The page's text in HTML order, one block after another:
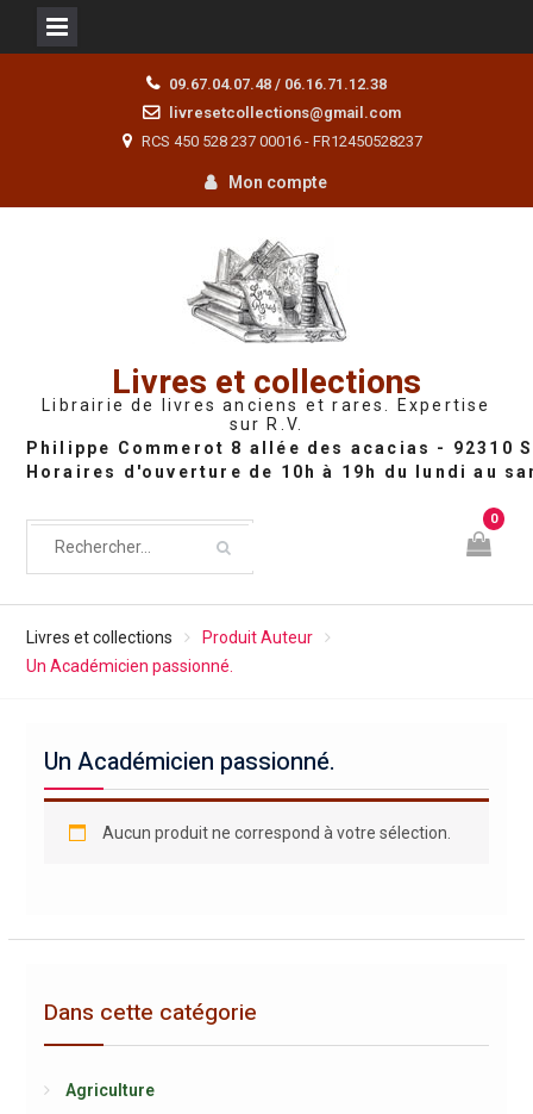
09.67.04.07.48 / 06.16.71.12.38
livresetcollections@gmail.com
RCS 450 528 237 00016 - FR12450528237
Mon compte
Livres et collections
Librairie de livres anciens et rares. Expertise
sur R.V.
0
Livres et collections
Produit Auteur
Un Académicien passionné.
Un Académicien passionné.
Aucun produit ne correspond à votre sélection.
Dans cette catégorie
Agriculture